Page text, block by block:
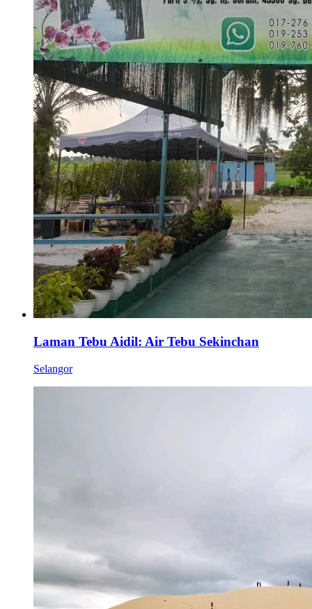
Laman Tebu Aidil: Air Tebu Sekinchan
Selangor